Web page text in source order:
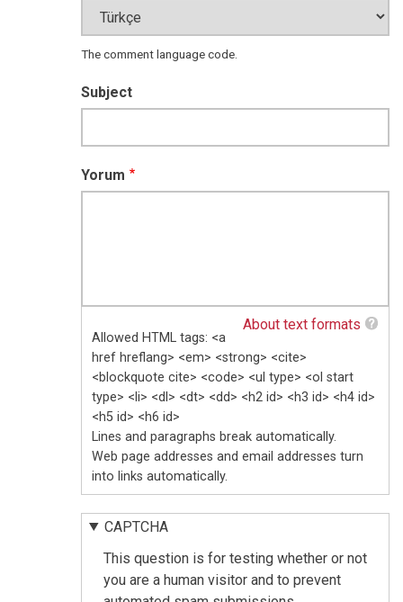
The comment language code.
Subject
Yorum
About text formats
Allowed HTML tags: <a
href hreflang> <em> <strong> <cite>
<blockquote cite> <code> <ul type> <ol start
type> <li> <dl> <dt> <dd> <h2 id> <h3 id> <h4 id>
<h5 id> <h6 id>
Lines and paragraphs break automatically.
Web page addresses and email addresses turn
into links automatically.
CAPTCHA
This question is for testing whether or not
you are a human visitor and to prevent